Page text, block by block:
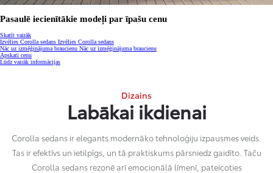
Pasaulē iecienītākie modeļi par īpašu cenu
Skatīt vairāk
Izvēlies Corolla sedans Izvēlies Corolla sedans(Tiks atvērts jaunā logā)
Nāc uz izmēģinājuma braucienu Nāc uz izmēģinājuma braucienu
Apskati cenu(Tiks atvērts jaunā logā)
Lūdz vairāk informācijas
Dizains
Labākai ikdienai
Corolla sedans ir elegants modernāko tehnoloģiju izpausmes veids.
Tas ir efektīvs un ietilpīgs, un tā praktiskums pārsniedz gaidīto. Taču
Corolla sedans rezonē arī emocionālā līmenī, pateicoties